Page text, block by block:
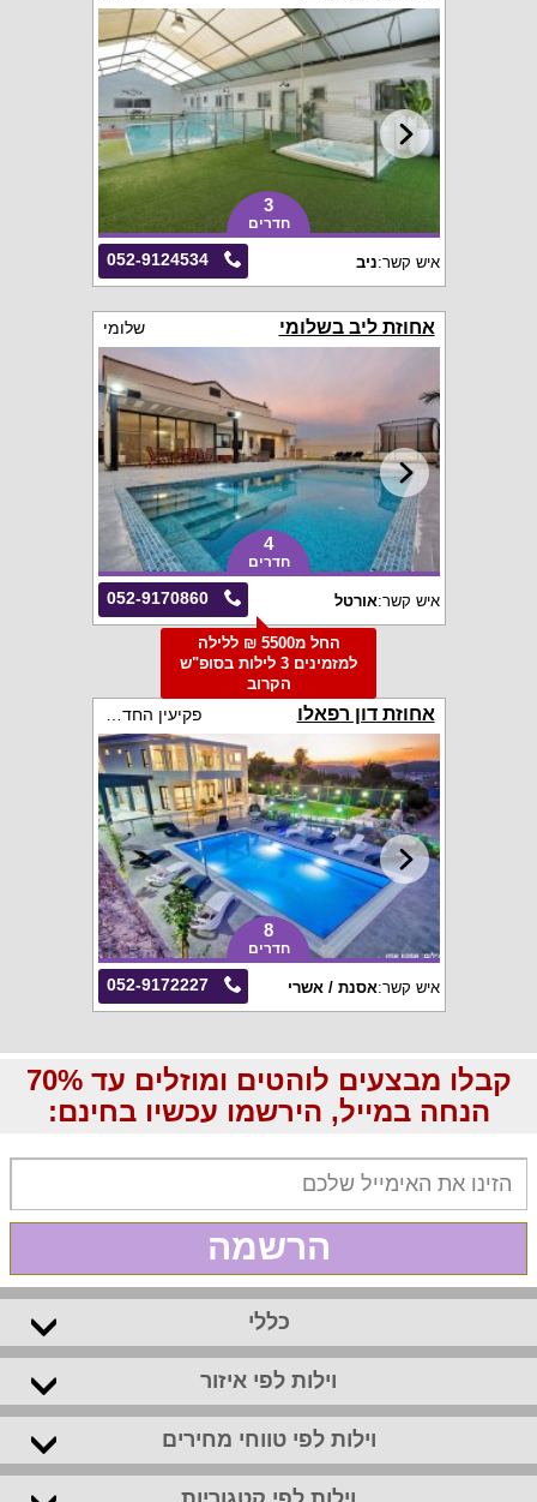
3
חדרים
052-9124534 איש קשר:ניב
אחוזת ליב בשלומי שלומי
4
חדרים
052-9170860 איש קשר:אורטל
החל מ5500 ₪ ללילה
למזמינים 3 לילות בסופ"ש
הקרוב
אחוזת דון רפאלו
8
חדרים
052-9172227 איש קשר:אסנת / אשרי
קבלו מבצעים לוהטים ומוזלים עד 70%
הנחה במייל, הירשמו עכשיו בחינם:
הרשמה
כללי
וילות לפי איזור
וילות לפי טווחי מחירים